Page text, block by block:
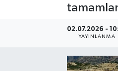
02.07.2026 -
YAYINLANMA